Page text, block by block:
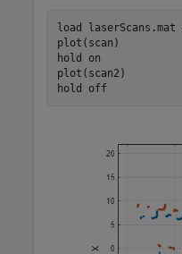
load laserScans.mat
plot(scan)
hold
on
plot(scan2)
hold
off